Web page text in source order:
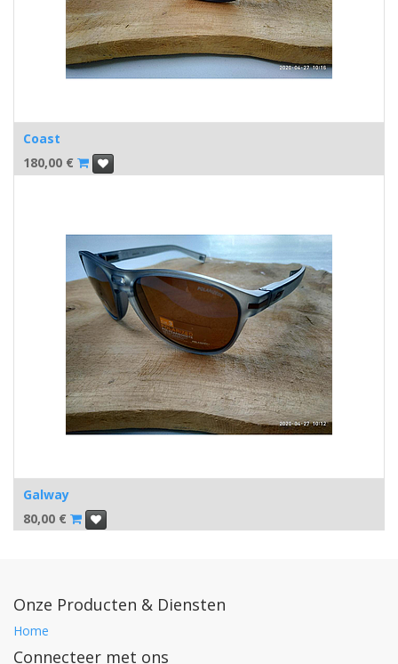
Coast
180,00 €
Galway
80,00 €
Onze Producten & Diensten
Home
Connecteer met ons